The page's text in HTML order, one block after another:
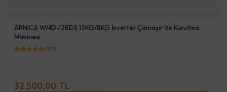
ARNICA WMD-128DS 12KG/8KG İnverter Çamaşır Ve Kurutma
Makinesi
(5.0)
32.500,00 TL